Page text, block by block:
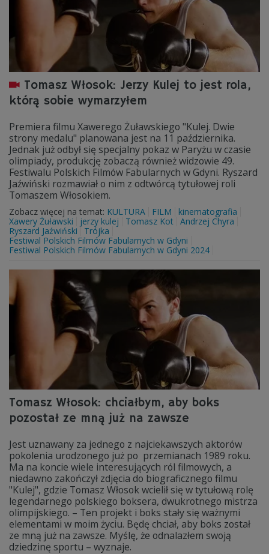
Tomasz Włosok: Jerzy Kulej to jest rola,
którą sobie wymarzyłem
Premiera filmu Xawerego Żuławskiego "Kulej. Dwie
strony medalu" planowana jest na 11 października.
Jednak już odbył się specjalny pokaz w Paryżu w czasie
olimpiady, produkcję zobaczą również widzowie 49.
Festiwalu Polskich Filmów Fabularnych w Gdyni. Ryszard
Jaźwiński rozmawiał o nim z odtwórcą tytułowej roli
Tomaszem Włosokiem.
Zobacz więcej na temat: KULTURA FILM
kinematografia
Xawery Żuławski
jerzy kulej Tomasz Kot Andrzej Chyra
Ryszard Jaźwiński
Trójka
Festiwal Polskich Filmów Fabularnych w Gdyni
Festiwal Polskich Filmów Fabularnych w Gdyni 2024
Tomasz Włosok: chciałbym, aby boks
pozostał ze mną już na zawsze
Jest uznawany za jednego z najciekawszych aktorów
pokolenia urodzonego już po przemianach 1989 roku.
Ma na koncie wiele interesujących ról filmowych, a
niedawno zakończył zdjęcia do biograficznego filmu
"Kulej", gdzie Tomasz Włosok wcielił się w tytułową rolę
legendarnego polskiego boksera, dwukrotnego mistrza
olimpijskiego. – Ten projekt i boks stały się ważnymi
elementami w moim życiu. Będę chciał, aby boks został
ze mną już na zawsze. Myślę, że odnalazłem swoją
dziedzinę sportu – wyznaje.